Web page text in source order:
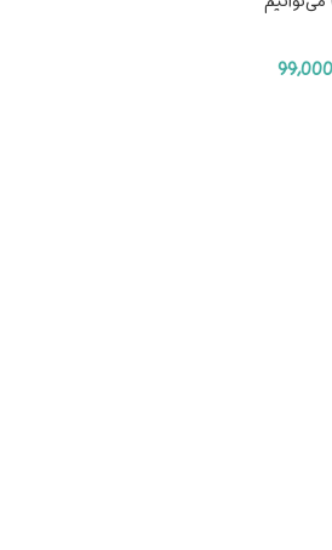
99,000